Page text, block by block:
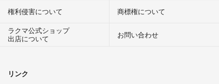
権利侵害について
商標権について
ラクマ公式ショップ
出店について
お問い合わせ
リンク